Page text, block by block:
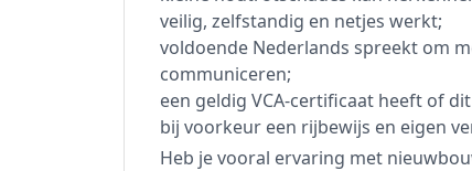
veilig, zelfstandig en netjes werkt;
voldoende Nederlands spreekt om
communiceren;
een geldig VCA-certificaat heeft of
bij voorkeur een rijbewijs en eigen
Heb je vooral ervaring met